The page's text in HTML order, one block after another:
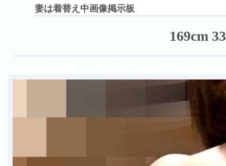
妻は着替え中画像掲示板
169cm